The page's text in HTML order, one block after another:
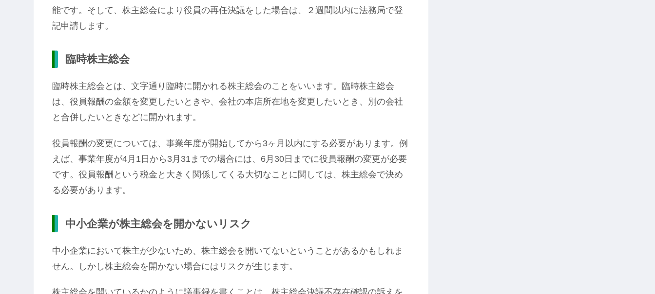
能です。そして、株主総会により役員の再任決議をした場合は、２週間以内に法務局で登
記申請します。
臨時株主総会
臨時株主総会とは、文字通り臨時に開かれる株主総会のことをいいます。臨時株主総会
は、役員報酬の金額を変更したいときや、会社の本店所在地を変更したいとき、別の会社
と合併したいときなどに開かれます。
役員報酬の変更については、事業年度が開始してから3ヶ月以内にする必要があります。例
えば、事業年度が4月1日から3月31までの場合には、6月30日までに役員報酬の変更が必要
です。役員報酬という税金と大きく関係してくる大切なことに関しては、株主総会で決め
る必要があります。
中小企業が株主総会を開かないリスク
中小企業において株主が少ないため、株主総会を開いてないということがあるかもしれま
せん。しかし株主総会を開かない場合にはリスクが生じます。